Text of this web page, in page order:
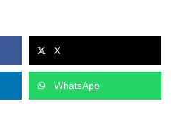
X
WhatsApp